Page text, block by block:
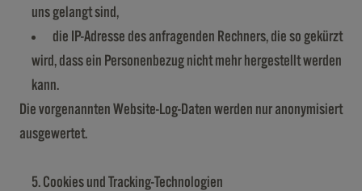
uns gelangt sind,
die IP-Adresse des anfragenden Rechners, die so gekürzt
wird, dass ein Personenbezug nicht mehr hergestellt werden
kann.
Die vorgenannten Website-Log-Daten werden nur anonymisiert
ausgewertet.
Cookies und Tracking-Technologien